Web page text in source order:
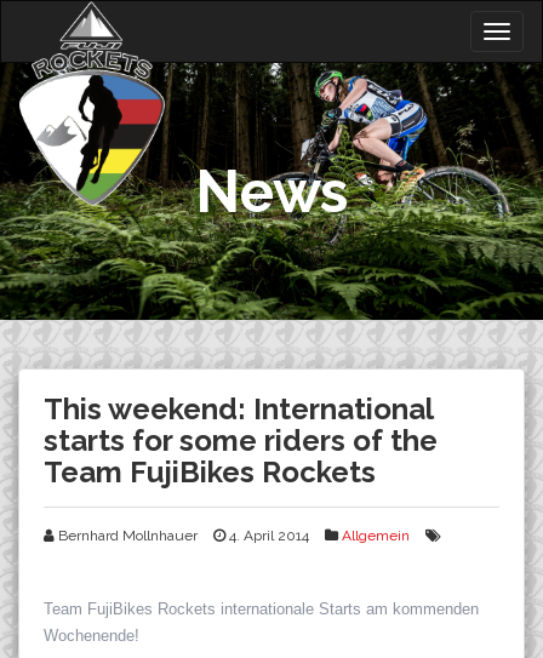
content
News
This weekend: International
starts for some riders of the
Team FujiBikes Rockets
Bernhard Mollnhauer 4. April 2014 Allgemein
Team FujiBikes Rockets internationale Starts am kommenden
Wochenende!